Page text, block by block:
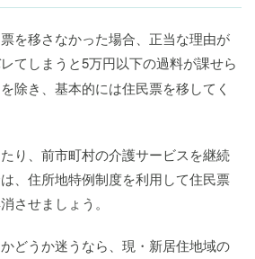
を移さなかった場合、正当な理由が
てしまうと5万円以下の過料が課せら
除き、基本的には住民票を移してく
り、前市町村の介護サービスを継続
、住所地特例制度を利用して住民票
させましょう。
どうか迷うなら、現・新居住地域の